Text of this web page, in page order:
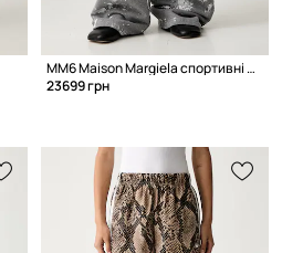
MM6 Maison Margiela спортивні штани бавовняні жіночі
23699 грн